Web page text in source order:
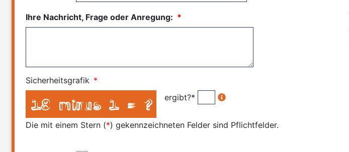
*
Ihre Nachricht, Frage oder Anregung:
*
Sicherheitsgrafik
ergibt?*
Die mit einem Stern (*) gekennzeichneten Felder sind Pflichtfelder.